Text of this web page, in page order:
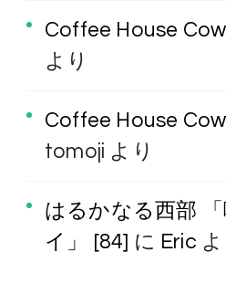
Coffee House
より
Coffee House
tomoji より
はるかなる西部
イ」 [84] に Eric よ